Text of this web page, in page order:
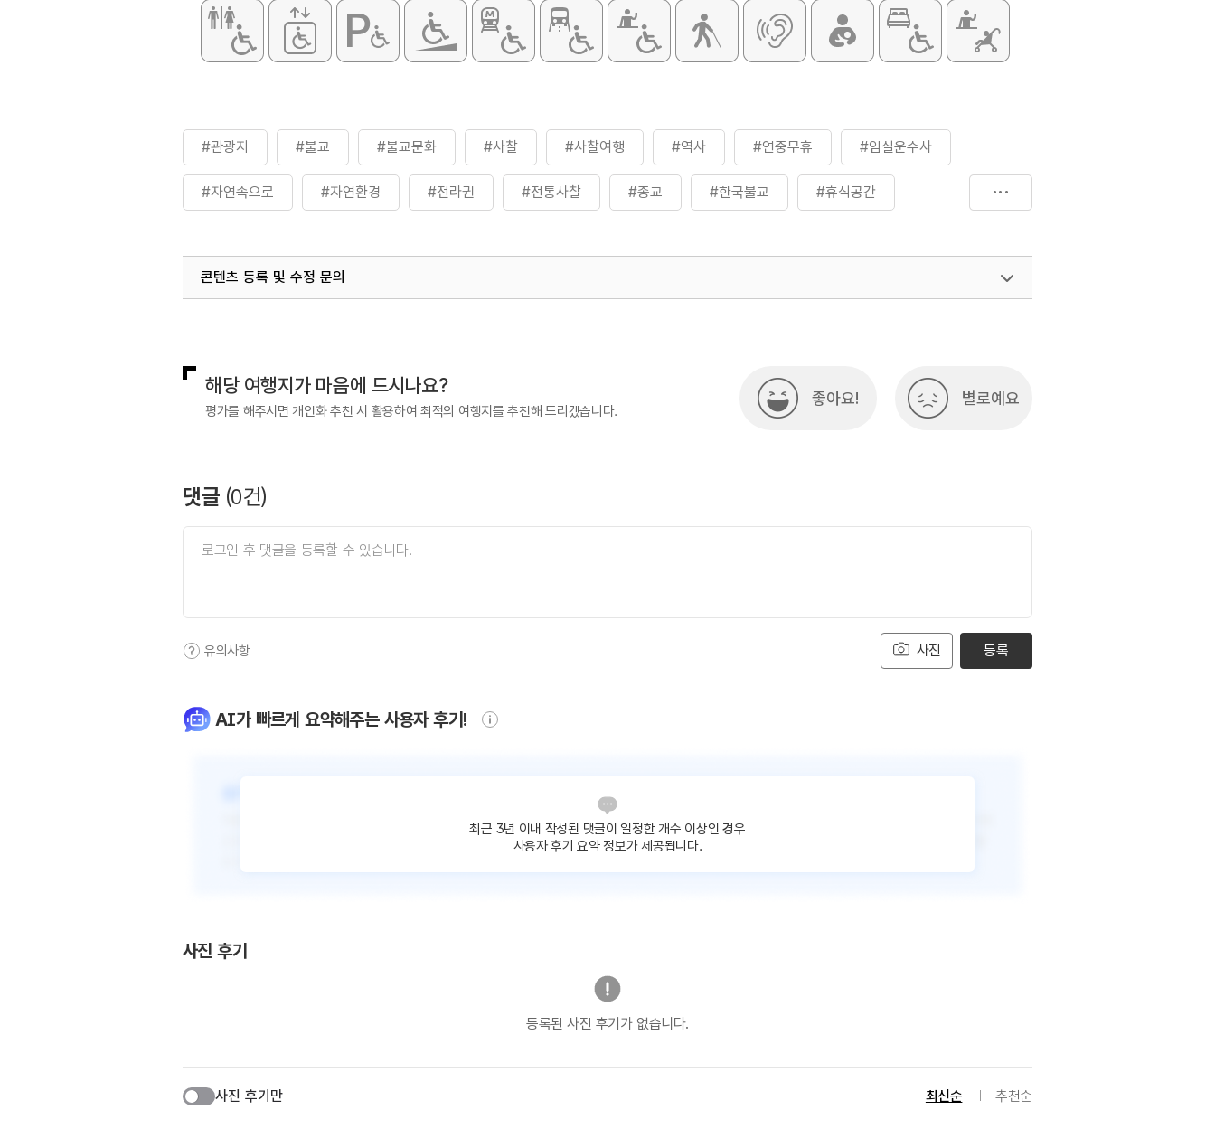
#관광지 #불교 #불교문화 #사찰 #사찰여행 #역사 #연중무휴 #임실운수사
#자연속으로 #자연환경 #전라권 #전통사찰 #종교 #한국불교 #휴식공간
콘텐츠 등록 및 수정 문의
해당 여행지가 마음에 드시나요?
평가를 해주시면 개인화 추천 시 활용하여 최적의 여행지를 추천해 드리겠습니다.
좋아요! 별로예요
댓글 (0건)
사진
유의사항 등록
AI가 빠르게 요약해주는 사용자 후기!
최근 3년 이내 작성된 댓글이 일정한 개수 이상인 경우
사용자 후기 요약 정보가 제공됩니다.
사진 후기
등록된 사진 후기가 없습니다.
사진 후기만 최신순 추천순